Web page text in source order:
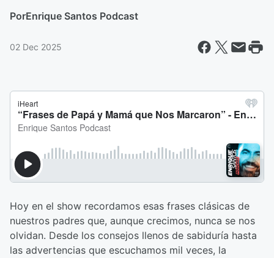
PorEnrique Santos Podcast
02 Dec 2025
Hoy en el show recordamos esas frases clásicas de
nuestros padres que, aunque crecimos, nunca se nos
olvidan. Desde los consejos llenos de sabiduría hasta
las advertencias que escuchamos mil veces, la